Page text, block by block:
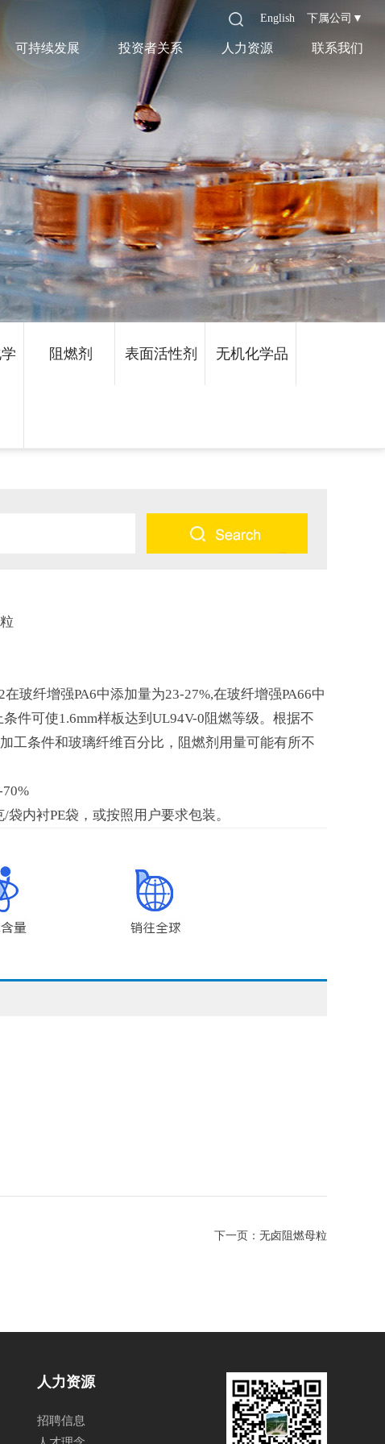
下属公司▼
English
可持续发展 投资者关系 人力资源 联系我们
阻燃剂 表面活性剂 无机化学品
玻纤增强PA6中添加量为23-27%,在玻纤增强PA66中
件可使1.6mm样板达到UL94V-0阻燃等级。根据不
工条件和玻璃纤维百分比，阻燃剂用量可能有所不
内衬PE袋，或按照用户要求包装。
下一页： 无卤阻燃母粒
人力资源
招聘信息